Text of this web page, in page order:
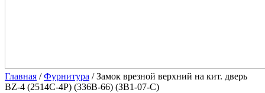
Главная /Фурнитура / Замок врезной верхний на кит. дверь
BZ-4 (2514С-4Р) (336В-66) (ЗВ1-07-С)